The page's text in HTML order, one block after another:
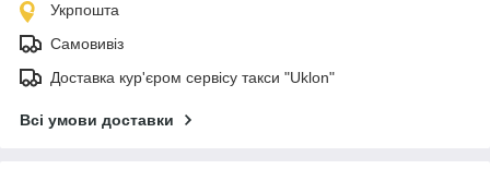
Укрпошта
Самовивіз
Доставка кур'єром сервісу такси "Uklon"
Всі умови доставки